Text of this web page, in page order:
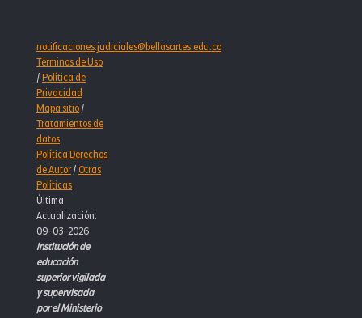
notificaciones.judiciales@bellasartes.edu.co
Términos de Uso
/Política de
Privacidad
Mapa sitio/
Tratamientos de
datos
Política Derechos
de Autor/Otras
Políticas
Última
Actualización:
09-03-2026
Institución de
educación
superior vigilada
y supervisada
por el Ministerio